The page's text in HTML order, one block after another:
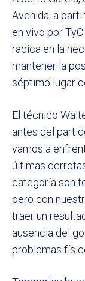
Avenida, a
en vivo por
radica en la
mantener la
séptimo lugar
El técnico
antes del
vamos a
últimas
categoría son
pero con
traer un
ausencia del
problemas